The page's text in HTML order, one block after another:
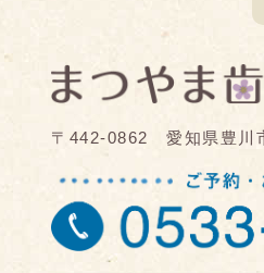
〒442-0862 愛知県豊川